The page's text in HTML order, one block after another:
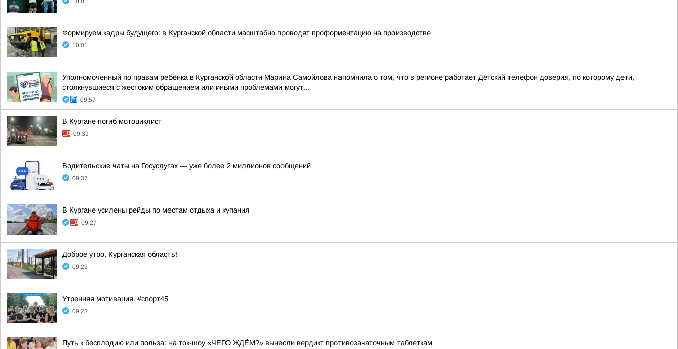
Формируем кадры будущего: в Курганской области масштабно проводят профориентацию на производстве
10:01
Уполномоченный по правам ребёнка в Курганской области Марина Самойлова напомнила о том, что в регионе работает Детский телефон доверия, по которому дети,
столкнувшиеся с жестоким обращением или иными проблемами могут...
09:57
В Кургане погиб мотоциклист
09:39
Водительские чаты на Госуслугах — уже более 2 миллионов сообщений
09:37
В Кургане усилены рейды по местам отдыха и купания
09:27
Доброе утро, Курганская область!
09:23
Утренняя мотивация. #спорт45
09:23
Путь к бесплодию или польза: на ток-шоу «ЧЕГО ЖДЁМ?» вынесли вердикт противозачаточным таблеткам